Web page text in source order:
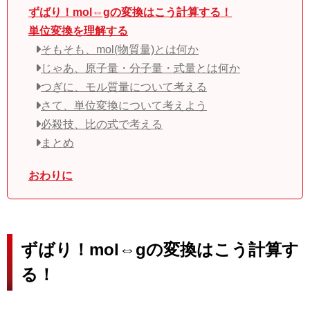
ずばり！mol⇔gの変換はこう計算する！
単位変換を理解する
そもそも、mol(物質量)とは何か
じゃあ、原子量・分子量・式量とは何か
つぎに、モル質量について考える
さて、単位変換について考えよう
必殺技、比の式で考える
まとめ
おわりに
ずばり！mol⇔gの変換はこう計算す
る！